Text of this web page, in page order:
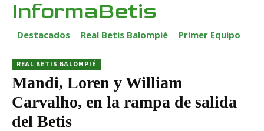
InformaBetis
Destacados Real Betis Balompié Primer Equipo
REAL BETIS BALOMPIÉ
Mandi, Loren y William
Carvalho, en la rampa de salida
del Betis